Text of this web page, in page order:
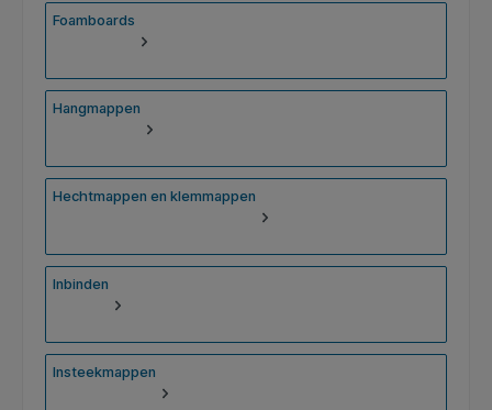
Foamboards
Hangmappen
Hechtmappen en klemmappen
Inbinden
Insteekmappen